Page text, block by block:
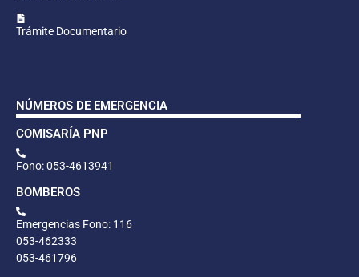
Trámite Documentario
NÚMEROS DE EMERGENCIA
COMISARÍA PNP
Fono: 053-4613941
BOMBEROS
Emergencias Fono: 116
053-462333
053-461796